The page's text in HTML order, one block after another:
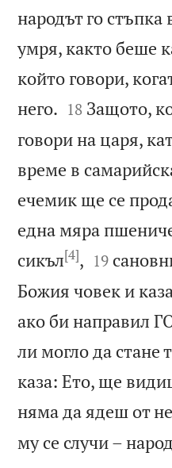
народът го стъпка
умря, както беше
който говори,
него. 

18 Защото,
говори на царя,
време в
ечемик ще се
една мяра
сикъл[4], 

19
Божия човек и
ако би направил
ли могло да стане
каза: Ето, ще
няма да ядеш от
му се случи –